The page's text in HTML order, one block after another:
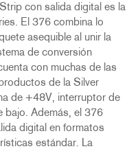
con salida digital es la
El 376 combina lo
asequible al unir la
de conversión
con muchas de las
de la Silver
de +48V, interruptor de
bajo. Además, el 376
digital en formatos
estándar. La